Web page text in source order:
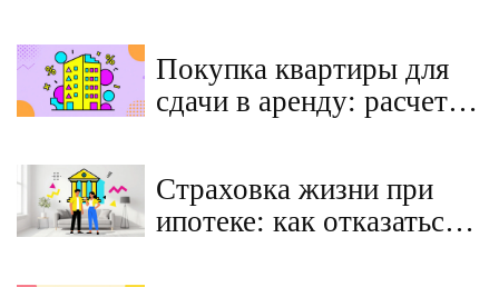
Покупка квартиры для
сдачи в аренду: расчет
Страховка жизни при
ипотеке: как отказаться